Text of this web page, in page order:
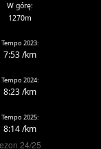
W górę:
1270m
Tempo 2023:
7:53 /km
Tempo 2024:
8:23 /km
Tempo 2025:
8:14 /km